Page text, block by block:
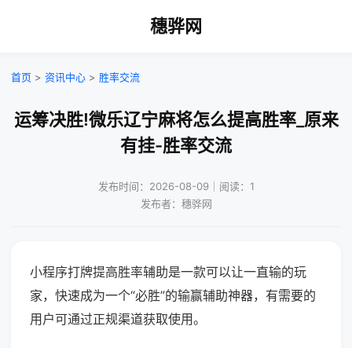
穗骅网
首页 > 资讯中心 > 胜率交流
运筹决胜!微乐辽宁麻将怎么提高胜率_原来
有挂-胜率交流
发布时间：2026-08-09｜阅读：1
发布者：穗骅网
小程序打牌提高胜率辅助是一款可以让一直输的玩
家，快速成为一个“必胜”的输赢辅助神器，有需要的
用户可通过正规渠道获取使用。